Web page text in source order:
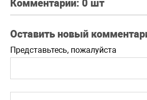
Комментарии: 0 шт
Оставить новый
Представьтесь, пожалуйста